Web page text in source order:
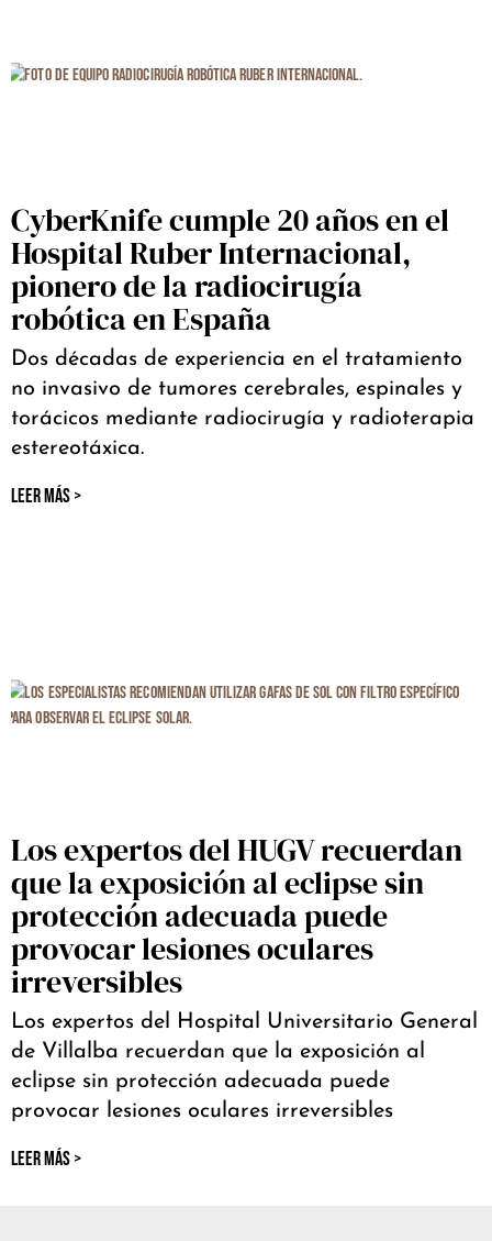
CyberKnife cumple 20 años en el
Hospital Ruber Internacional,
pionero de la radiocirugía
robótica en España
Dos décadas de experiencia en el tratamiento
no invasivo de tumores cerebrales, espinales y
torácicos mediante radiocirugía y radioterapia
estereotáxica.
LEER MÁS >
Los expertos del HUGV recuerdan
que la exposición al eclipse sin
protección adecuada puede
provocar lesiones oculares
irreversibles
Los expertos del Hospital Universitario General
de Villalba recuerdan que la exposición al
eclipse sin protección adecuada puede
provocar lesiones oculares irreversibles
LEER MÁS >